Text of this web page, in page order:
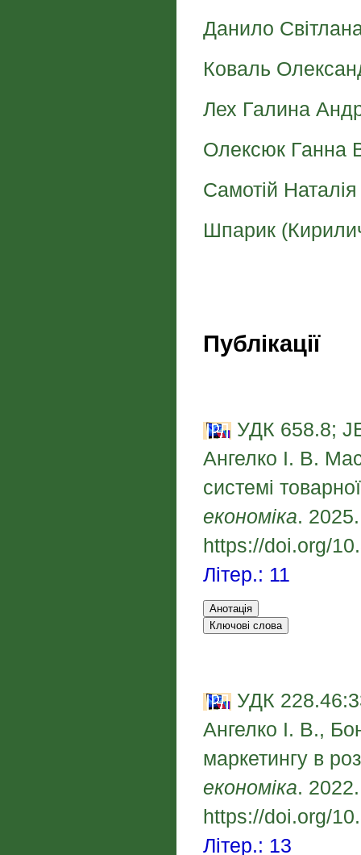
Данило
Коваль
Лех Галина
Олексюк Ганна
Самотій
Шпарик
Публікації
УДК 658.8;
Ангелко І. В.
системі
економіка.
https://doi.org/
Літер.: 11
УДК
Ангелко І. В.,
маркетингу в
економіка.
https://doi.org/
Літер.: 13